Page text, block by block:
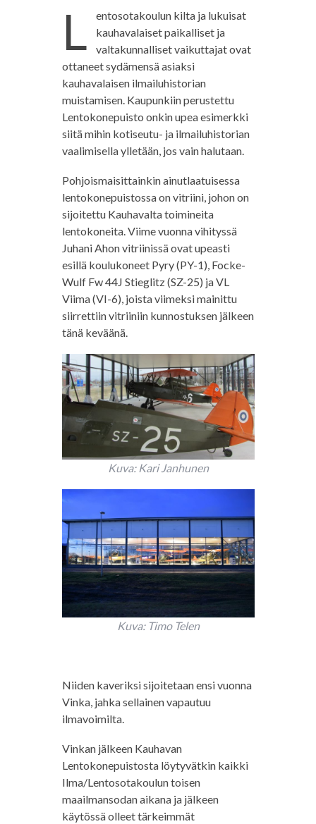
L
entosotakoulun kilta ja lukuisat
kauhavalaiset paikalliset ja
valtakunnalliset vaikuttajat ovat
ottaneet sydämensä asiaksi
kauhavalaisen ilmailuhistorian
muistamisen. Kaupunkiin perustettu
Lentokonepuisto onkin upea esimerkki
siitä mihin kotiseutu- ja ilmailuhistorian
vaalimisella ylletään, jos vain halutaan.
Pohjoismaisittainkin ainutlaatuisessa
lentokonepuistossa on vitriini, johon on
sijoitettu Kauhavalta toimineita
lentokoneita. Viime vuonna vihityssä
Juhani Ahon vitriinissä ovat upeasti
esillä koulukoneet Pyry (PY-1), Focke-
Wulf Fw 44J Stieglitz (SZ-25) ja VL
Viima (VI-6), joista viimeksi mainittu
siirrettiin vitriiniin kunnostuksen jälkeen
tänä keväänä.
Kuva: Kari Janhunen
Kuva: Timo Telen
Niiden kaveriksi sijoitetaan ensi vuonna
Vinka, jahka sellainen vapautuu
ilmavoimilta.
Vinkan jälkeen Kauhavan
Lentokonepuistosta löytyvätkin kaikki
Ilma/Lentosotakoulun toisen
maailmansodan aikana ja jälkeen
käytössä olleet tärkeimmät